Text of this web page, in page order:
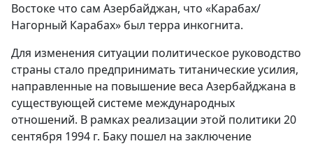
Востоке что сам Азербайджан, что «Карабах/
Нагорный Карабах» был терра инкогнита.
Для изменения ситуации политическое руководство
страны стало предпринимать титанические усилия,
направленные на повышение веса Азербайджана в
существующей системе международных
отношений. В рамках реализации этой политики 20
сентября 1994 г. Баку пошел на заключение